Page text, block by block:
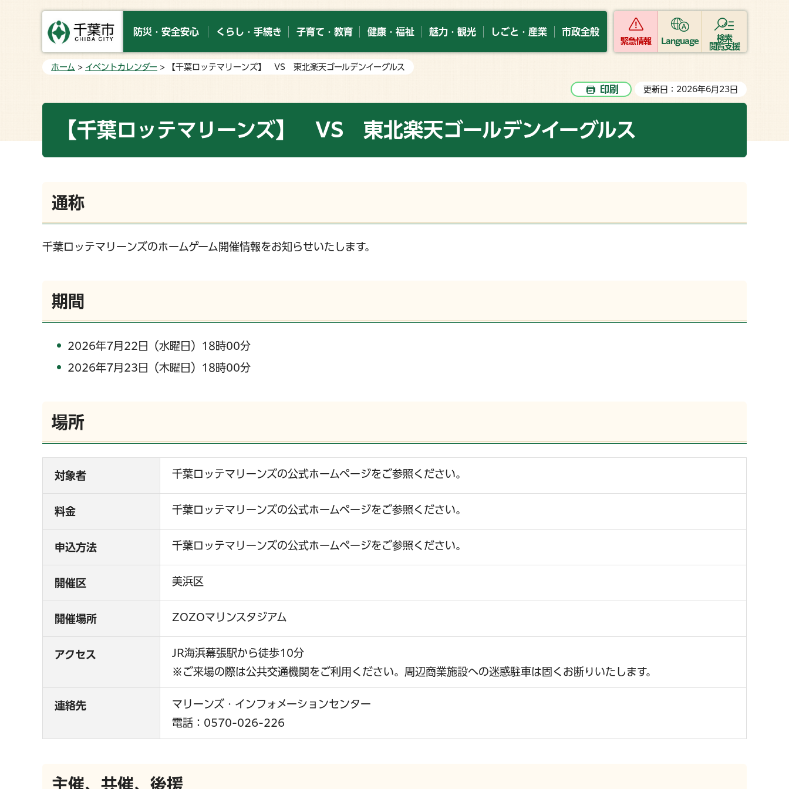
防災・安全安心 くらし・手続き 子育て・教育 健康・福祉 魅力・観光 しごと・産業 市政全般
緊急情報 Language
検索
閲覧支援
ホーム > イベントカレンダー > 【千葉ロッテマリーンズ】 VS 東北楽天ゴールデンイーグルス
印刷 更新日：2026年6月23日
【千葉ロッテマリーンズ】 VS 東北楽天ゴールデンイーグルス
通称
千葉ロッテマリーンズのホームゲーム開催情報をお知らせいたします。
期間
2026年7月22日（水曜日）18時00分
2026年7月23日（木曜日）18時00分
場所
対象者 千葉ロッテマリーンズの公式ホームページをご参照ください。
料金 千葉ロッテマリーンズの公式ホームページをご参照ください。
申込方法 千葉ロッテマリーンズの公式ホームページをご参照ください。
開催区 美浜区
開催場所 ZOZOマリンスタジアム
アクセス
JR海浜幕張駅から徒歩10分
※ご来場の際は公共交通機関をご利用ください。周辺商業施設への迷惑駐車は固くお断りいたします。
連絡先
マリーンズ・インフォメーションセンター
電話：0570-026-226
主催、共催、後援